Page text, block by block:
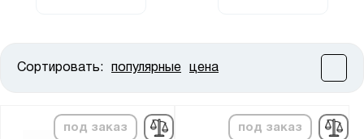
Сортировать: популярные цена
под заказ под заказ